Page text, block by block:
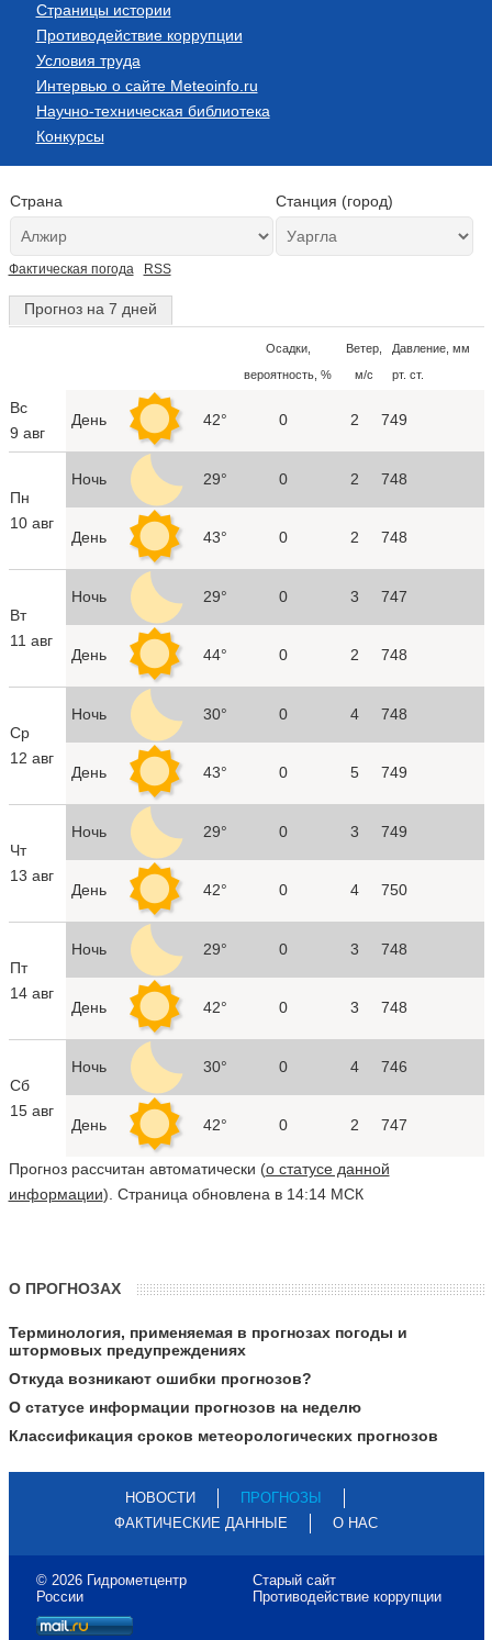
Страницы истории
Противодействие коррупции
Условия труда
Интервью о сайте Meteoinfo.ru
Научно-техническая библиотека
Конкурсы
Страна Станция (город)
Фактическая погода RSS
Прогноз на 7 дней
Осадки,
вероятность, %
Ветер,
м/с
Давление, мм
рт. ст.
Вс
9 авг
День 42° 0 2 749
Пн
10 авг
Ночь 29° 0 2 748
День 43° 0 2 748
Вт
11 авг
Ночь 29° 0 3 747
День 44° 0 2 748
Ср
12 авг
Ночь 30° 0 4 748
День 43° 0 5 749
Чт
13 авг
Ночь 29° 0 3 749
День 42° 0 4 750
Пт
14 авг
Ночь 29° 0 3 748
День 42° 0 3 748
Сб
15 авг
Ночь 30° 0 4 746
День 42° 0 2 747
Прогноз рассчитан автоматически (о статусе данной
информации). Страница обновлена в 14:14 МСК
О ПРОГНОЗАХ
Терминология, применяемая в прогнозах погоды и
штормовых предупреждениях
Откуда возникают ошибки прогнозов?
О статусе информации прогнозов на неделю
Классификация сроков метеорологических прогнозов
НОВОСТИ
ПРОГНОЗЫ
ФАКТИЧЕСКИЕ ДАННЫЕ
О НАС
© 2026 Гидрометцентр
России
Старый сайт
Противодействие коррупции